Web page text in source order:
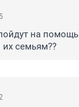
на помощь
семьям??